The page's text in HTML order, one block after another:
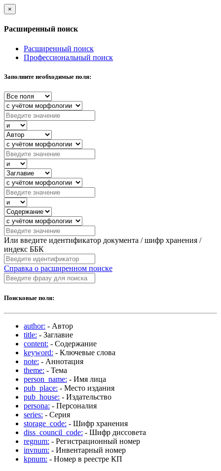
×
Расширенный поиск
Расширенный поиск
Профессиональный поиск
Заполните необходимые поля:
Или введите идентификатор документа / шифр хранения /
индекс ББК
Справка о расширенном поиске
Поисковые поля:
author: - Автор
title: - Заглавие
content: - Содержание
keyword: - Ключевые слова
note: - Аннотация
theme: - Тема
person_name: - Имя лица
pub_place: - Место издания
pub_house: - Издательство
persona: - Персоналия
series: - Серия
storage_code: - Шифр хранения
diss_council_code: - Шифр диссовета
regnum: - Регистрационный номер
invnum: - Инвентарный номер
kpnum: - Номер в реестре КП